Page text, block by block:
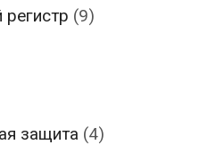
(9)
защита (4)